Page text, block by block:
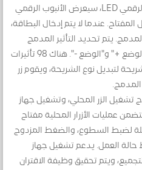
بالنسبة لوحدة التحكم في الأنبوب الرقمي LED، سيعرض الأنبوب الرقمي
عندما لا يتم إدخال البطاقة،
يتم تحديد التأثير المدمج
الذي سيتم تشغيله من خلال أزرار "الوضع +" و"الوضع -". هناك 98 تأثيرات
لتبديل نوع الشريحة، ويقوم زر
تشغيل الزر المحلي، وتشغيل جهاز
عمليات الأزرار المحلية مفتاح
لضبط السطوع، والضغط المزدوج
العمل. يدعم تشغيل جهاز
ويتم تحقيق وظيفة الاقتران